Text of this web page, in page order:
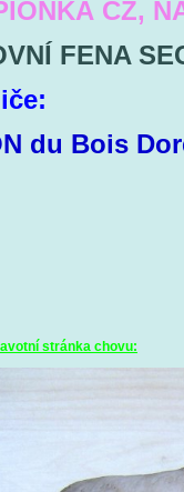
CZ,
FENA
du Bois
stránka chovu: